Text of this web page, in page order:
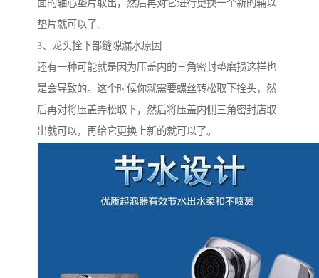
面的轴心垫片取出，然后再对它进行更换一个新的辅以
垫片就可以了。
3、龙头拴下部缝隙漏水原因
还有一种可能就是因为压盖内的三角密封垫磨损这样也
是会导致的。这个时候你就需要螺丝转松取下拴头，然
后再对将压盖弄松取下，然后将压盖内侧三角密封店取
出就可以，再给它更换上新的就可以了。